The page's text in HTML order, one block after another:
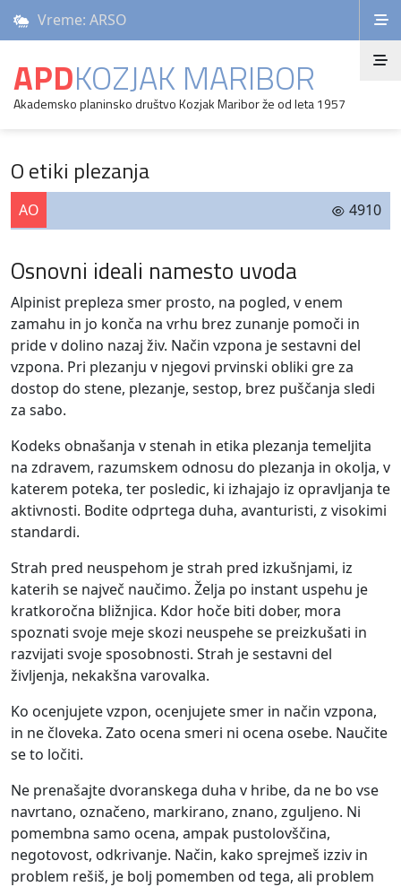
Vreme: ARSO
APDKOZJAK MARIBOR
Akademsko planinsko društvo Kozjak Maribor že od leta 1957
O etiki plezanja
AO 4910
Osnovni ideali namesto uvoda
Alpinist prepleza smer prosto, na pogled, v enem
zamahu in jo konča na vrhu brez zunanje pomoči in
pride v dolino nazaj živ. Način vzpona je sestavni del
vzpona. Pri plezanju v njegovi prvinski obliki gre za
dostop do stene, plezanje, sestop, brez puščanja sledi
za sabo.
Kodeks obnašanja v stenah in etika plezanja temeljita
na zdravem, razumskem odnosu do plezanja in okolja, v
katerem poteka, ter posledic, ki izhajajo iz opravljanja te
aktivnosti. Bodite odprtega duha, avanturisti, z visokimi
standardi.
Strah pred neuspehom je strah pred izkušnjami, iz
katerih se največ naučimo. Želja po instant uspehu je
kratkoročna bližnjica. Kdor hoče biti dober, mora
spoznati svoje meje skozi neuspehe se preizkušati in
razvijati svoje sposobnosti. Strah je sestavni del
življenja, nekakšna varovalka.
Ko ocenjujete vzpon, ocenjujete smer in način vzpona,
in ne človeka. Zato ocena smeri ni ocena osebe. Naučite
se to ločiti.
Ne prenašajte dvoranskega duha v hribe, da ne bo vse
navrtano, označeno, markirano, znano, zguljeno. Ni
pomembna samo ocena, ampak pustolovščina,
negotovost, odkrivanje. Način, kako sprejmeš izziv in
problem rešiš, je bolj pomemben od tega, ali problem